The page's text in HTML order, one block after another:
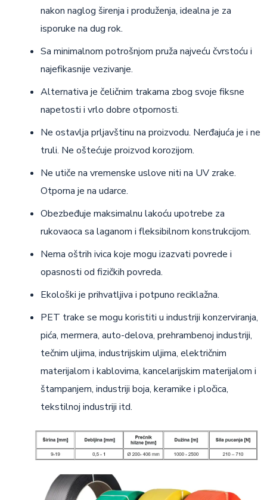
nakon naglog širenja i produženja, idealna je za
isporuke na dug rok.
Sa minimalnom potrošnjom pruža najveću čvrstoću i
najefikasnije vezivanje.
Alternativa je čeličnim trakama zbog svoje fiksne
napetosti i vrlo dobre otpornosti.
Ne ostavlja prljavštinu na proizvodu. Nerđajuća je i ne
truli. Ne oštećuje proizvod korozijom.
Ne utiče na vremenske uslove niti na UV zrake.
Otporna je na udarce.
Obezbeđuje maksimalnu lakoću upotrebe za
rukovaoca sa laganom i fleksibilnom konstrukcijom.
Nema oštrih ivica koje mogu izazvati povrede i
opasnosti od fizičkih povreda.
Ekološki je prihvatljiva i potpuno reciklažna.
PET trake se mogu koristiti u industriji konzerviranja,
pića, mermera, auto-delova, prehrambenoj industriji,
tečnim uljima, industrijskim uljima, električnim
materijalom i kablovima, kancelarijskim materijalom i
štampanjem, industriji boja, keramike i pločica,
tekstilnoj industriji itd.